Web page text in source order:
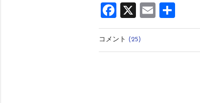
Facebook
X Email
共
有
コメント (25)